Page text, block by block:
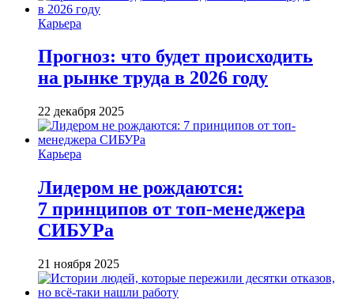
Карьера
Прогноз: что будет происходить
на рынке труда в 2026 году
22 декабря 2025
Карьера
Лидером не рождаются:
7 принципов от топ-менеджера
СИБУРа
21 ноября 2025